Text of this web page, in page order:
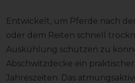
Entwickelt, um Pferde nach
oder dem Reiten schnell
Auskühlung schützen zu
Abschwitzdecke ein
Jahreszeiten. Das